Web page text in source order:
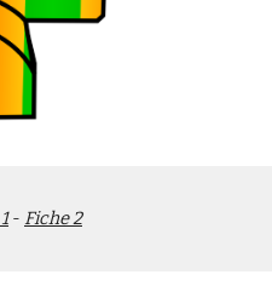
- Fiche 2